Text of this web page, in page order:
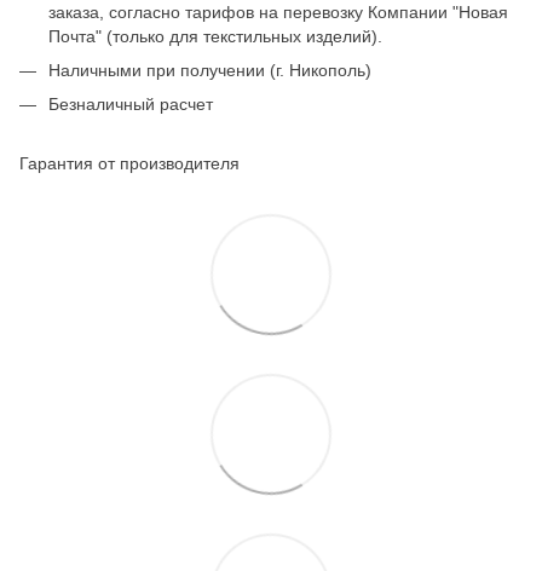
заказа, согласно тарифов на перевозку Компании "Новая
Почта" (только для текстильных изделий).
Наличными при получении (г. Никополь)
Безналичный расчет
Гарантия от производителя